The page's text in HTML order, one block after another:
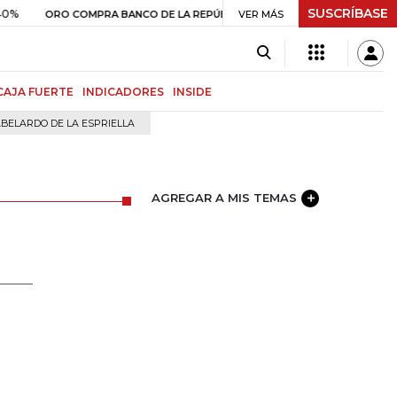
COMPRA BANCO DE LA REPÚBLICA $ 408.498,97 +$ 8.753,81 +2,19%
VER MÁS SUSCRÍBASE
FUERTE INDICADORES INSIDE
DE LA ESPRIELLA
AGREGAR A MIS TEMAS